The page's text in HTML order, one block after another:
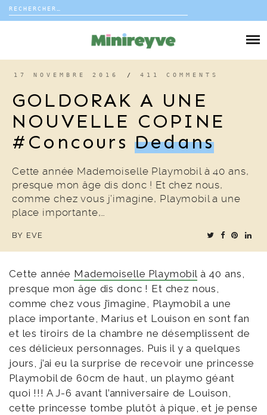
Rechercher :
DÉCO
VOYAGE
COUP DE COEUR
EDITORIAL
17 NOVEMBRE 2016 / 411 COMMENTS
GOLDORAK A UNE
NOUVELLE COPINE
#concours Dedans
Cette année Mademoiselle Playmobil à 40 ans,
presque mon âge dis donc ! Et chez nous,
comme chez vous j’imagine, Playmobil a une
place importante,…
BY EVE
Cette année Mademoiselle Playmobilà 40 ans,
presque mon âge dis donc ! Et chez nous,
comme chez vous j’imagine, Playmobil a une
place importante, Marius et Louison en sont fan
et les tiroirs de la chambre ne désemplissent de
ces délicieux personnages. Puis il y a quelques
jours, j’ai eu la surprise de recevoir une princesse
Playmobil de 60cm de haut, un playmo géant
quoi !!! A J-6 avant l’anniversaire de Louison,
cette princesse tombe plutôt à pique, et je pense